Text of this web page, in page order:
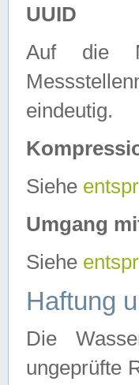
UUID
Auf die
eindeutig.
Siehe
Umgang
Siehe
Haftung
Die
ungeprüfte